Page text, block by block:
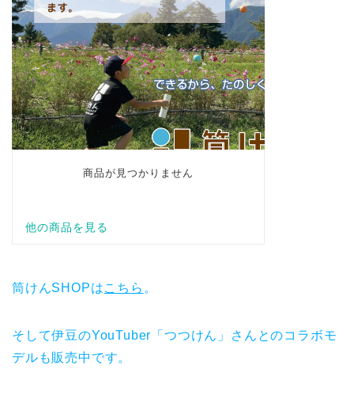
筒けんSHOPはこちら 。
そして伊豆のYouTuber「つつけん」さんとのコラボモ
デルも販売中です。